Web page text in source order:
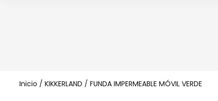
Inicio / KIKKERLAND / FUNDA IMPERMEABLE MÓVIL VERDE